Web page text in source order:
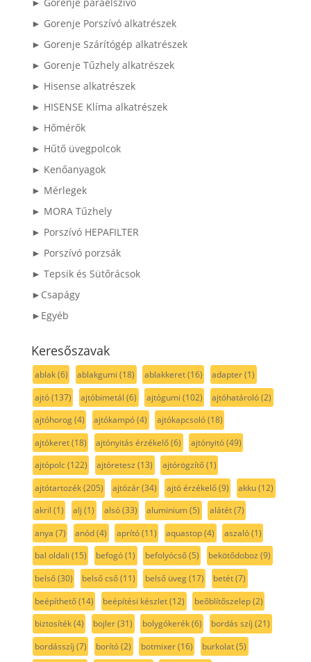
► Gorenje Porszívó alkatrészek
► Gorenje Szárítógép alkatrészek
► Gorenje Tűzhely alkatrészek
► Hisense alkatrészek
► HISENSE Klíma alkatrészek
► Hőmérők
► Hűtő üvegpolcok
► Kenőanyagok
► Mérlegek
► MORA Tűzhely
► Porszívó HEPAFILTER
► Porszívó porzsák
► Tepsik és Sütőrácsok
►Csapágy
►Egyéb
Keresőszavak
ablak(6) ablakgumi (18) ablakkeret(16) adapter(1)
ajtó(137) ajtóbimetál (6) ajtógumi (102) ajtóhatároló(2)
ajtóhorog(4) ajtókampó(4) ajtókapcsoló(18)
ajtókeret(18) ajtónyitás érzékelő(6) ajtónyitó(49)
ajtópolc(122) ajtóretesz (13) ajtórögzítő(1)
ajtótartozék(205) ajtózár(34) ajtó érzékelő(9) akku(12)
akril (1) alj (1) alsó(33) aluminium(5) alátét(7)
anya (7) anód(4) aprító(11) aquastop(4) aszaló(1)
bal oldali (15) befogó(1) befolyócső(5) bekötődoboz (9)
belső(30) belső cső(11) belső üveg(17) betét(7)
beépíthető(14) beépítési készlet(12) beőblítőszelep(2)
biztosíték(4) bojler(31) bolygókerék(6) bordás szíj (21)
bordásszíj (7) borító(2) botmixer(16) burkolat(5)